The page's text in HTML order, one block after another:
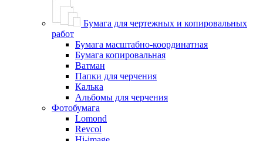
Бумага для чертежных и копировальных
работ
Бумага масштабно-координатная
Бумага копировальная
Ватман
Папки для черчения
Калька
Альбомы для черчения
Фотобумага
Lomond
Revcol